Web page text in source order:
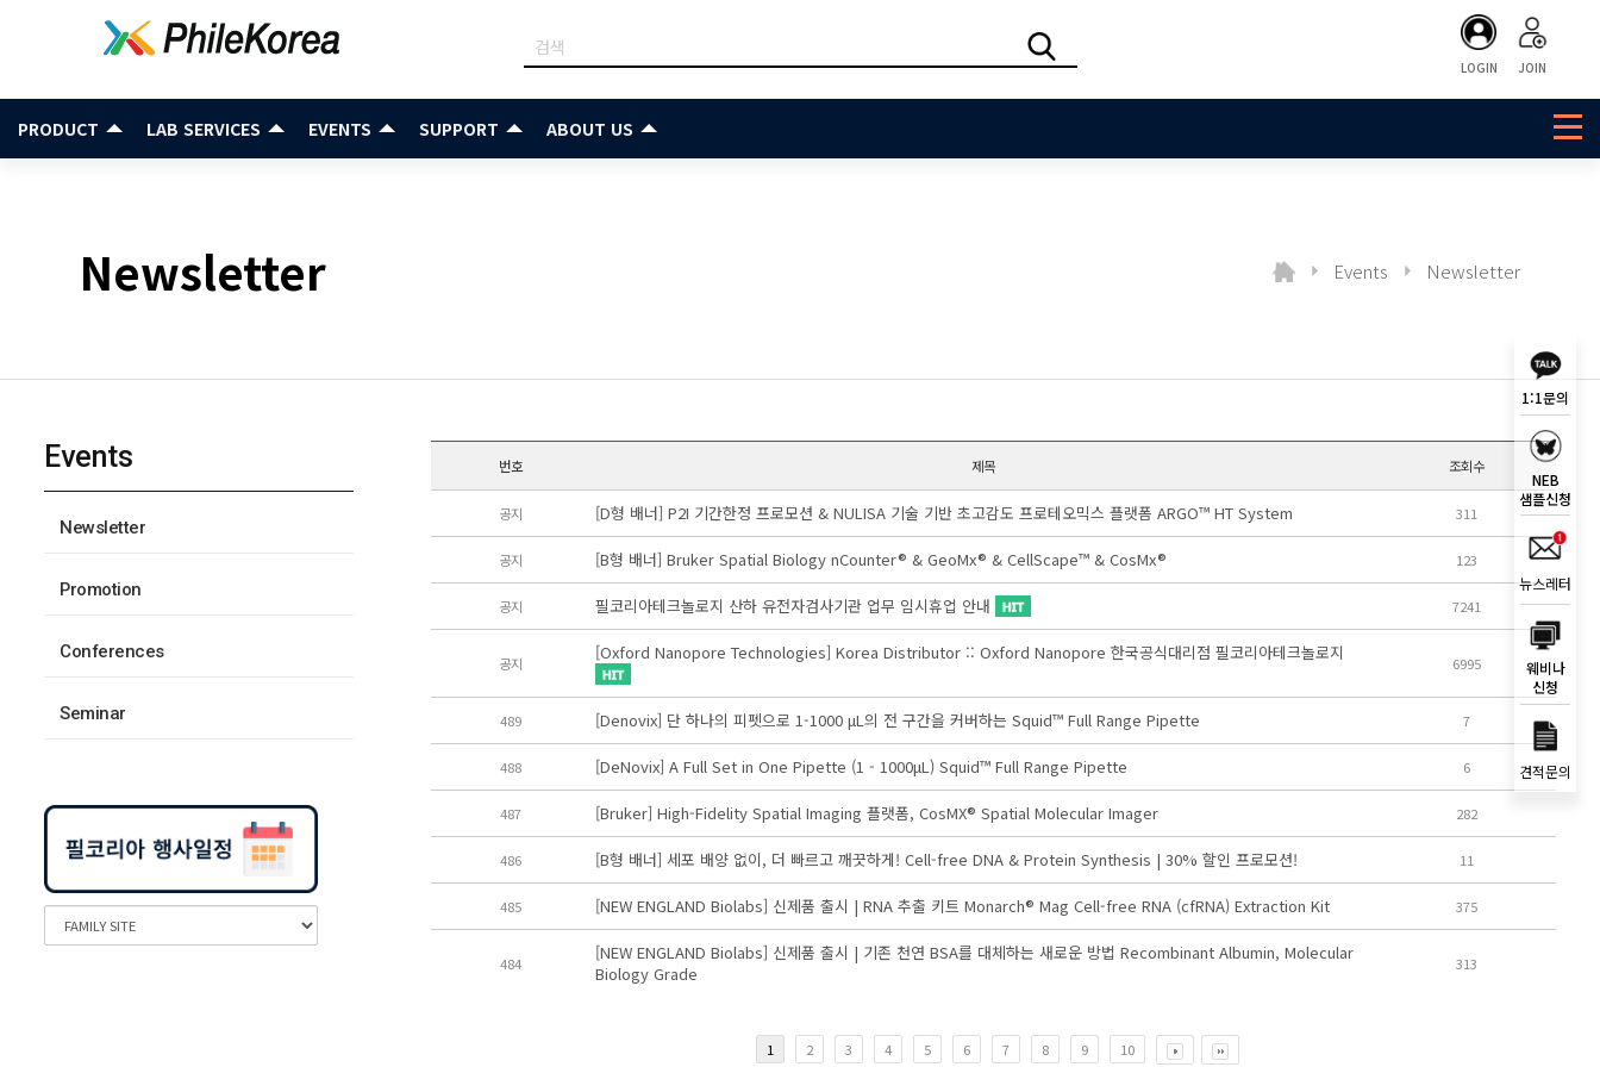
LOGIN JOIN
PRODUCT LAB SERVICES EVENTS SUPPORT ABOUT US
Newsletter Events Newsletter
Events
Newsletter
Promotion
Conferences
Seminar
번호 제목 조회수
공지 [D형 배너] P2I 기간한정 프로모션 & NULISA 기술 기반 초고감도 프로테오믹스 플랫폼 ARGO™ HT System 311
공지 [B형 배너] Bruker Spatial Biology nCounter® & GeoMx® & CellScape™ & CosMx® 123
공지 필코리아테크놀로지 산하 유전자검사기관 업무 임시휴업 안내 7241
공지 [Oxford Nanopore Technologies] Korea Distributor :: Oxford Nanopore 한국공식대리점 필코리아테크놀로지 6995
489 [Denovix] 단 하나의 피펫으로 1-1000 μL의 전 구간을 커버하는 Squid™ Full Range Pipette 7
488 [DeNovix] A Full Set in One Pipette (1 - 1000μL) Squid™ Full Range Pipette 6
487 [Bruker] High-Fidelity Spatial Imaging 플랫폼, CosMX® Spatial Molecular Imager 282
486 [B형 배너] 세포 배양 없이, 더 빠르고 깨끗하게! Cell-free DNA & Protein Synthesis | 30% 할인 프로모션! 11
485 [NEW ENGLAND Biolabs] 신제품 출시 | RNA 추출 키트 Monarch® Mag Cell-free RNA (cfRNA) Extraction Kit 375
484
[NEW ENGLAND Biolabs] 신제품 출시 | 기존 천연 BSA를 대체하는 새로운 방법 Recombinant Albumin, Molecular
Biology Grade
313
1 2 3 4 5 6 7 8 9 10
1:1문의
NEB
샘플신청
뉴스레터
웨비나
신청
견적문의